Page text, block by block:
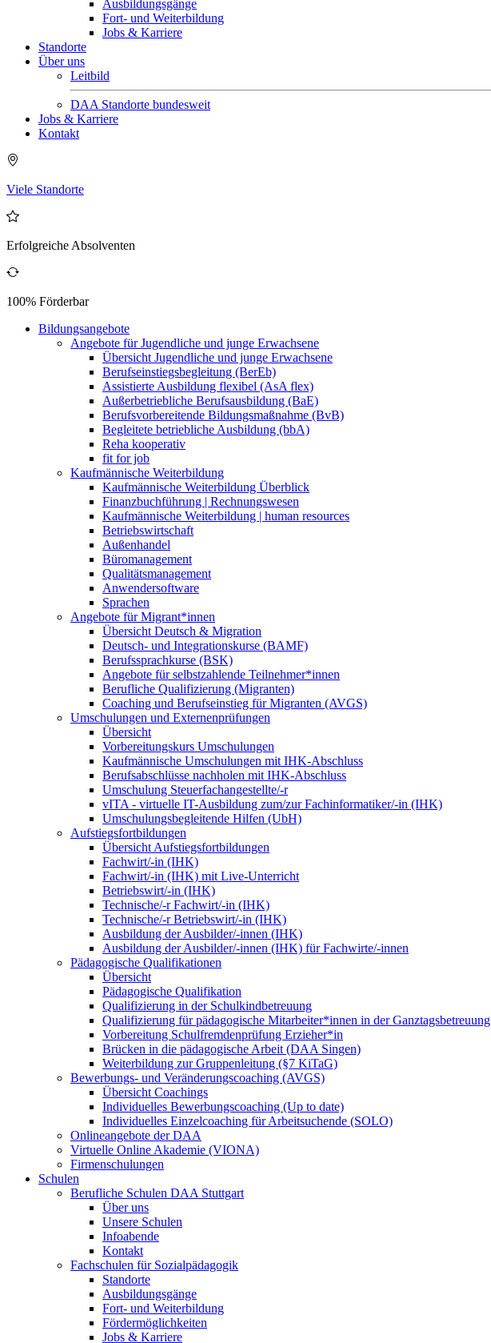
Ausbildungsgänge
Fort- und Weiterbildung
Jobs & Karriere
Standorte
Über uns
Leitbild
DAA Standorte bundesweit
Jobs & Karriere
Kontakt
Viele Standorte
Erfolgreiche Absolventen
100% Förderbar
Bildungsangebote
Angebote für Jugendliche und junge Erwachsene
Übersicht Jugendliche und junge Erwachsene
Berufseinstiegsbegleitung (BerEb)
Assistierte Ausbildung flexibel (AsA flex)
Außerbetriebliche Berufsausbildung (BaE)
Berufsvorbereitende Bildungsmaßnahme (BvB)
Begleitete betriebliche Ausbildung (bbA)
Reha kooperativ
fit for job
Kaufmännische Weiterbildung
Kaufmännische Weiterbildung Überblick
Finanzbuchführung | Rechnungswesen
Kaufmännische Weiterbildung | human resources
Betriebswirtschaft
Außenhandel
Büromanagement
Qualitätsmanagement
Anwendersoftware
Sprachen
Angebote für Migrant*innen
Übersicht Deutsch & Migration
Deutsch- und Integrationskurse (BAMF)
Berufssprachkurse (BSK)
Angebote für selbstzahlende Teilnehmer*innen
Berufliche Qualifizierung (Migranten)
Coaching und Berufseinstieg für Migranten (AVGS)
Umschulungen und Externenprüfungen
Übersicht
Vorbereitungskurs Umschulungen
Kaufmännische Umschulungen mit IHK-Abschluss
Berufsabschlüsse nachholen mit IHK-Abschluss
Umschulung Steuerfachangestellte/-r
vITA - virtuelle IT-Ausbildung zum/zur Fachinformatiker/-in (IHK)
Umschulungsbegleitende Hilfen (UbH)
Aufstiegsfortbildungen
Übersicht Aufstiegsfortbildungen
Fachwirt/-in (IHK)
Fachwirt/-in (IHK) mit Live-Unterricht
Betriebswirt/-in (IHK)
Technische/-r Fachwirt/-in (IHK)
Technische/-r Betriebswirt/-in (IHK)
Ausbildung der Ausbilder/-innen (IHK)
Ausbildung der Ausbilder/-innen (IHK) für Fachwirte/-innen
Pädagogische Qualifikationen
Übersicht
Pädagogische Qualifikation
Qualifizierung in der Schulkindbetreuung
Qualifizierung für pädagogische Mitarbeiter*innen in der Ganztagsbetreuung
Vorbereitung Schulfremdenprüfung Erzieher*in
Brücken in die pädagogische Arbeit (DAA Singen)
Weiterbildung zur Gruppenleitung (§7 KiTaG)
Bewerbungs- und Veränderungscoaching (AVGS)
Übersicht Coachings
Individuelles Bewerbungscoaching (Up to date)
Individuelles Einzelcoaching für Arbeitsuchende (SOLO)
Onlineangebote der DAA
Virtuelle Online Akademie (VIONA)
Firmenschulungen
Schulen
Berufliche Schulen DAA Stuttgart
Über uns
Unsere Schulen
Infoabende
Kontakt
Fachschulen für Sozialpädagogik
Standorte
Ausbildungsgänge
Fort- und Weiterbildung
Fördermöglichkeiten
Jobs & Karriere